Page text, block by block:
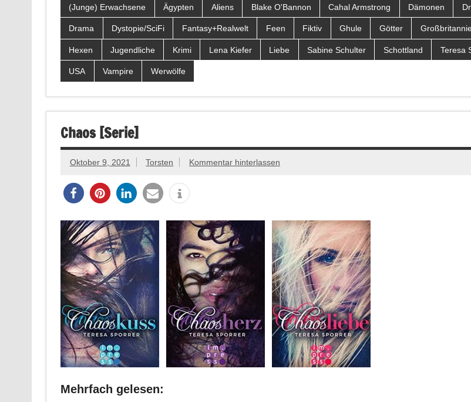
(Junge) Erwachsene Ägypten Aliens Blake O'Bannon Cahal Armstrong Dämonen
Drama Dystopie/SciFi Fantasy+Realwelt Feen Fiktiv Ghule Götter
Hexen Jugendliche Krimi Lena Kiefer Liebe Sabine Schulter Schottland Teresa
USA Vampire Werwölfe
Chaos [Serie]
Oktober 9, 2021 Torsten Kommentar hinterlassen
Mehrfach gelesen: